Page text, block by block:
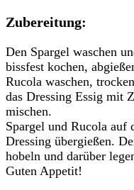
Zubereitung:
Den Spargel waschen
bissfest kochen,
Rucola waschen,
das Dressing Essig mit
mischen.
Spargel und Rucola auf
Dressing übergießen.
hobeln und darüber
Guten Appetit!